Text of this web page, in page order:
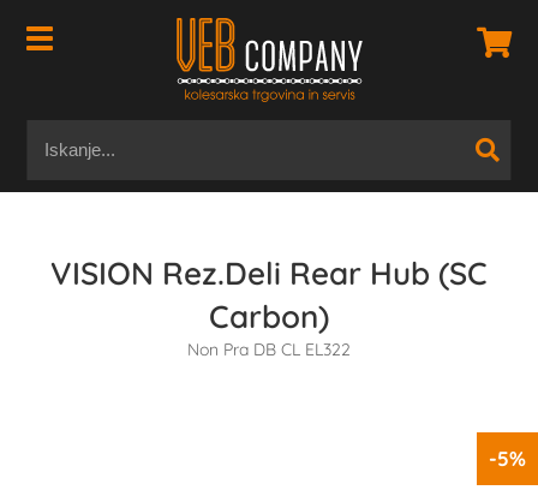
VISION Rez.Deli Rear Hub (SC
Carbon)
Non Pra DB CL EL322
-5%